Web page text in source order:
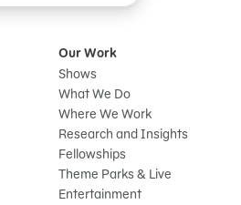
Our Work
Shows
What We Do
Where We Work
Research and Insights
Fellowships
Theme Parks & Live
Entertainment